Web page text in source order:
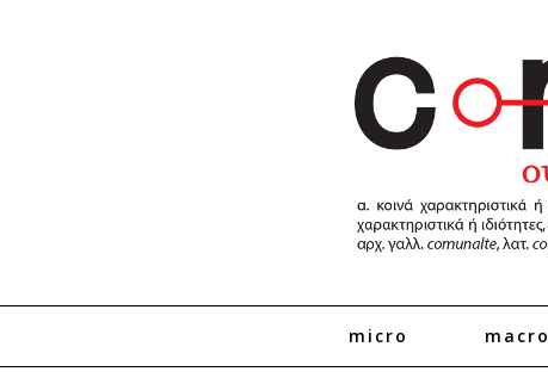
micro macro